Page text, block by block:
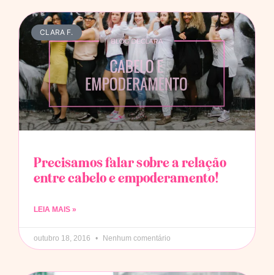
CLARA F.
Precisamos falar sobre a relação
entre cabelo e empoderamento!
LEIA MAIS »
outubro 18, 2016 Nenhum comentário